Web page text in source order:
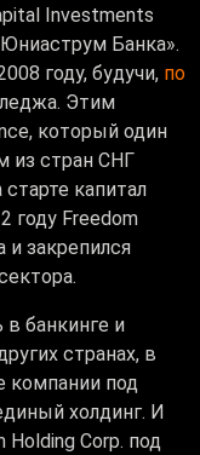
Investments
Банка».
году, будучи, по
Этим
который один
из стран СНГ
капитал
году Freedom
и закрепился
в банкинге и
странах, в
компании под
холдинг. И
Holding Corp. под